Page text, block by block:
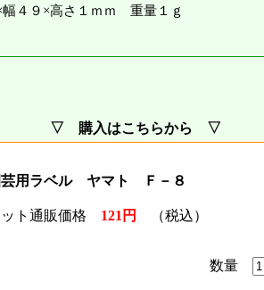
幅４９×高さ１ｍｍ 重量１ｇ
▽ 購入はこちらから ▽
芸用ラベル ヤマト Ｆ－８
ト通販価格 121円 （税込）
数量